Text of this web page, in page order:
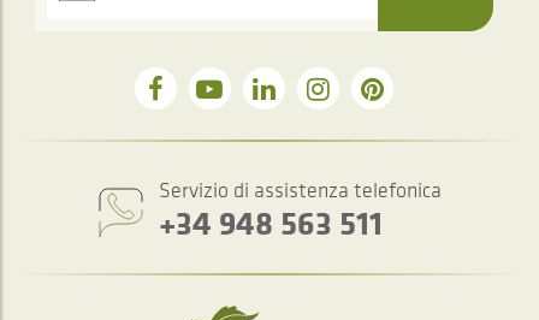
Servizio di assistenza telefonica
+34 948 563 511